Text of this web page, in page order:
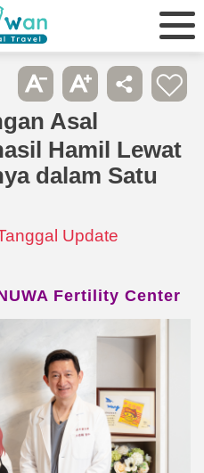
Asal
Hamil Lewat
dalam Satu
Update
Fertility Center